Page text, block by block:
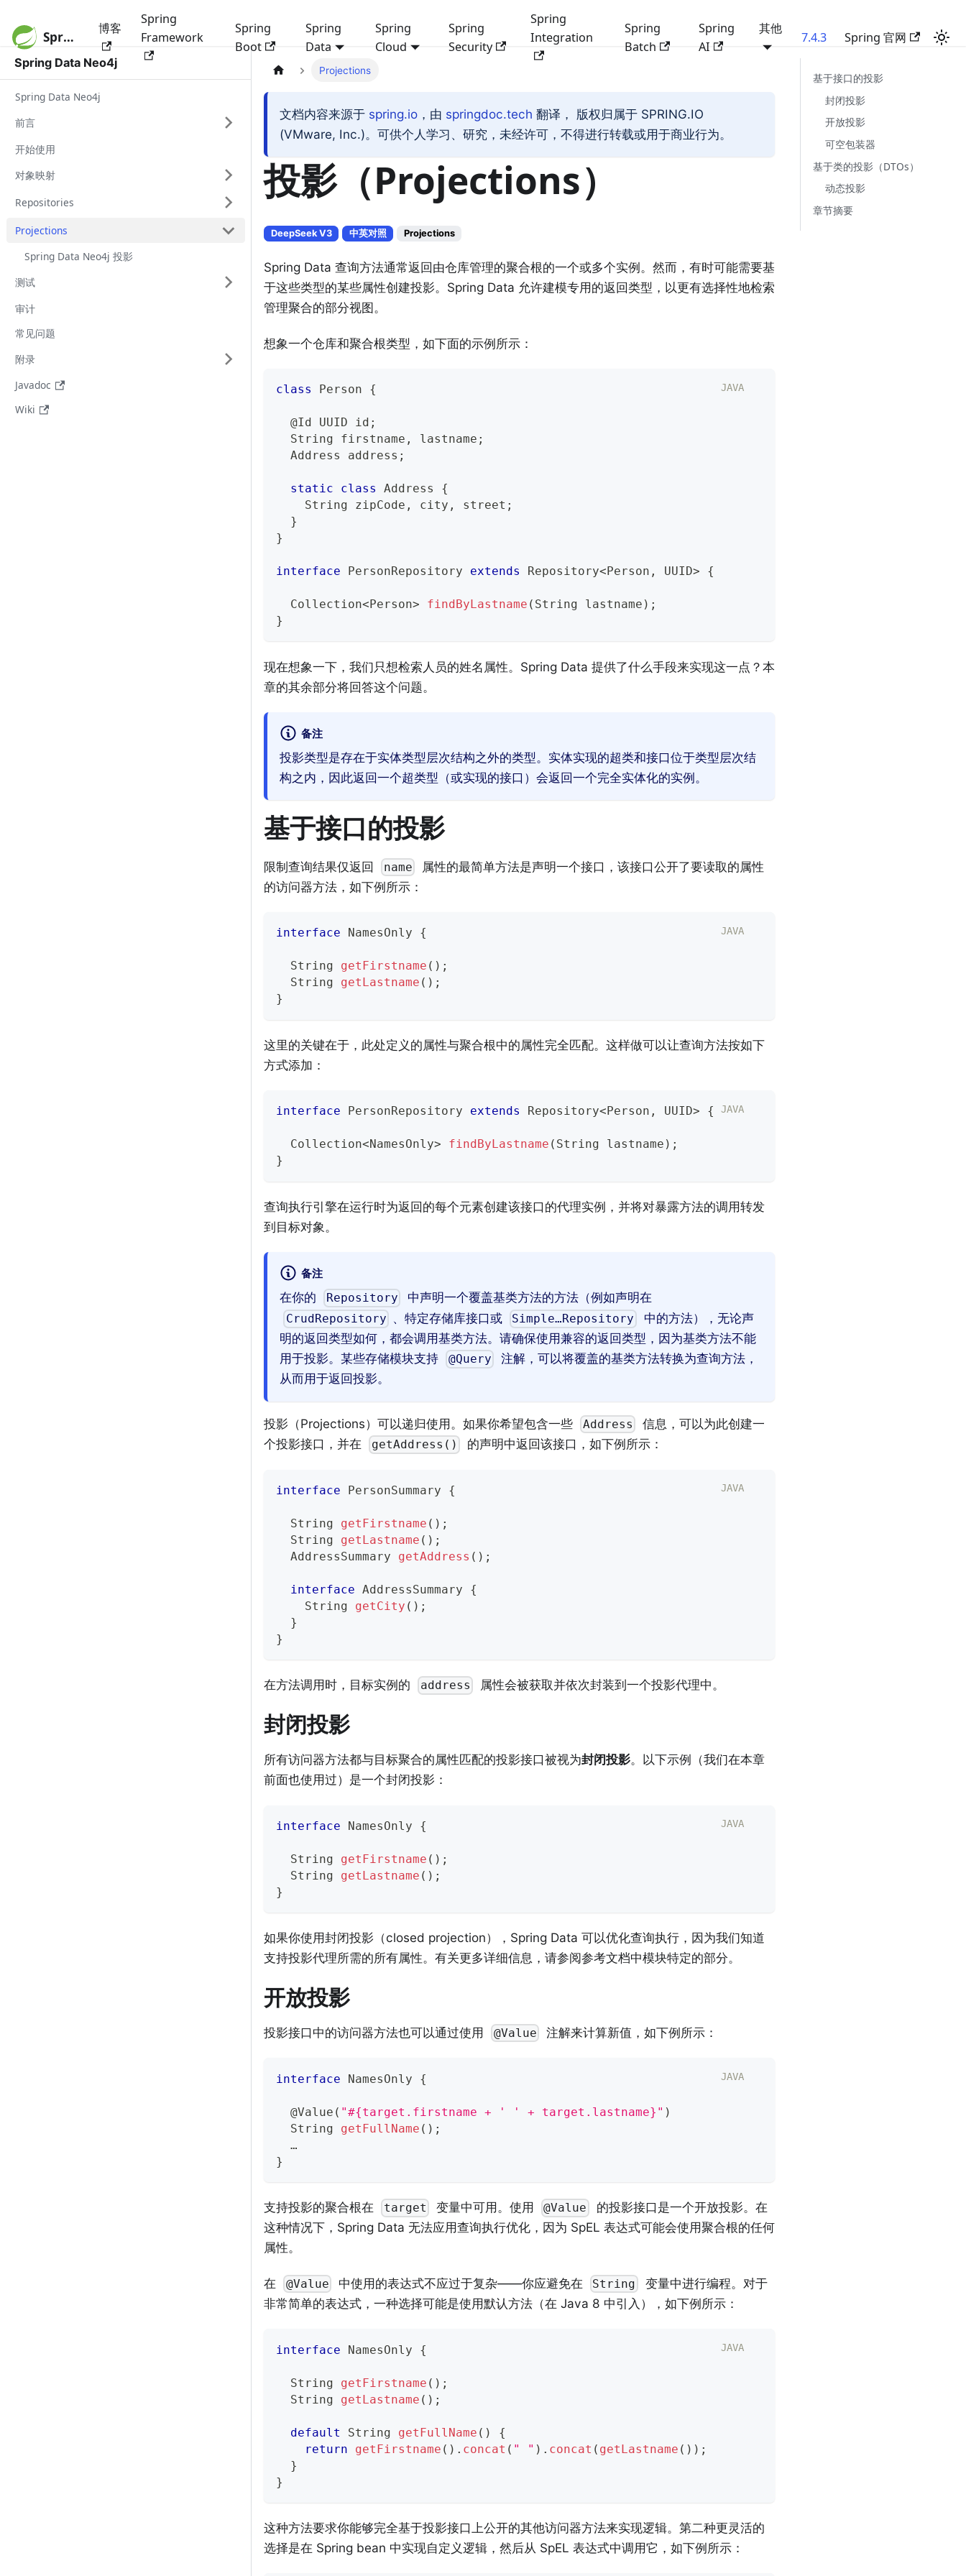
Spring 文档
博客
Spring
Framework
Spring
Boot
Spring
Data
Spring
Cloud
Spring
Security
Spring
Integration
Spring
Batch
Spring
AI
其他
7.4.3 Spring 官网
Spring Data Neo4j
Spring Data Neo4j
前言
开始使用
对象映射
Repositories
Projections
Spring Data Neo4j 投影
测试
审计
常见问题
附录
Javadoc
Wiki
Projections
文档内容来源于 spring.io ，由 springdoc.tech 翻译， 版权归属于 SPRING.IO
(VMware, Inc.)。可供个人学习、研究，未经许可，不得进行转载或用于商业行为。
投影（Projections）
DeepSeek V3 中英对照 Projections
Spring Data 查询方法通常返回由仓库管理的聚合根的一个或多个实例。然而，有时可能需要基
于这些类型的某些属性创建投影。Spring Data 允许建模专用的返回类型，以更有选择性地检索
管理聚合的部分视图。
想象一个仓库和聚合根类型，如下面的示例所示：
class Person {
@Id UUID id ;
String firstname , lastname ;
Address
address ;
static class Address
{
String zipCode , city , street ;
}
}
interface PersonRepository extends Repository< Person , UUID> {
Collection< Person> findByLastname ( String lastname ) ;
}
JAVA
现在想象一下，我们只想检索人员的姓名属性。Spring Data 提供了什么手段来实现这一点？本
章的其余部分将回答这个问题。
备注
投影类型是存在于实体类型层次结构之外的类型。实体实现的超类和接口位于类型层次结
构之内，因此返回一个超类型（或实现的接口）会返回一个完全实体化的实例。
基于接口的投影
限制查询结果仅返回 name
属性的最简单方法是声明一个接口，该接口公开了要读取的属性
的访问器方法，如下例所示：
interface NamesOnly {
String getFirstname ( ) ;
String
getLastname ( ) ;
}
JAVA
这里的关键在于，此处定义的属性与聚合根中的属性完全匹配。这样做可以让查询方法按如下
方式添加：
interface PersonRepository extends Repository< Person , UUID> {
Collection<NamesOnly> findByLastname ( String lastname ) ;
}
JAVA
查询执行引擎在运行时为返回的每个元素创建该接口的代理实例，并将对暴露方法的调用转发
到目标对象。
备注
在你的 Repository 中声明一个覆盖基类方法的方法（例如声明在
CrudRepository 、特定存储库接口或 Simple…Repository
中的方法），无论声
明的返回类型如何，都会调用基类方法。请确保使用兼容的返回类型，因为基类方法不能
用于投影。某些存储模块支持
@Query
注解，可以将覆盖的基类方法转换为查询方法，
从而用于返回投影。
投影（Projections）可以递归使用。如果你希望包含一些 Address
信息，可以为此创建一
个投影接口，并在
getAddress() 的声明中返回该接口，如下例所示：
interface PersonSummary {
String getFirstname ( ) ;
String
getLastname ( ) ;
AddressSummary
getAddress ( ) ;
interface AddressSummary
{
String
getCity ( ) ;
}
}
JAVA
在方法调用时，目标实例的 address 属性会被获取并依次封装到一个投影代理中。
封闭投影
所有访问器方法都与目标聚合的属性匹配的投影接口被视为封闭投影。以下示例（我们在本章
前面也使用过）是一个封闭投影：
interface NamesOnly {
String getFirstname ( ) ;
String
getLastname ( ) ;
}
JAVA
如果你使用封闭投影（closed projection），Spring Data 可以优化查询执行，因为我们知道
支持投影代理所需的所有属性。有关更多详细信息，请参阅参考文档中模块特定的部分。
开放投影
投影接口中的访问器方法也可以通过使用 @Value 注解来计算新值，如下例所示：
interface NamesOnly {
@Value ( "#{target.firstname + ' ' + target.lastname}" )
String
getFullName ( ) ;
  …
}
JAVA
支持投影的聚合根在 target 变量中可用。使用 @Value
的投影接口是一个开放投影。在
这种情况下，Spring Data 无法应用查询执行优化，因为 SpEL 表达式可能会使用聚合根的任何
属性。
在 @Value 中使用的表达式不应过于复杂——你应避免在 String
变量中进行编程。对于
非常简单的表达式，一种选择可能是使用默认方法（在 Java 8 中引入），如下例所示：
interface NamesOnly {
String getFirstname ( ) ;
String
getLastname ( ) ;
default String getFullName ( )
{
return
getFirstname ( ) . concat ( " " ) . concat ( getLastname ( ) ) ;
}
}
JAVA
这种方法要求你能够完全基于投影接口上公开的其他访问器方法来实现逻辑。第二种更灵活的
选择是在 Spring bean 中实现自定义逻辑，然后从 SpEL 表达式中调用它，如下例所示：
基于接口的投影
封闭投影
开放投影
可空包装器
基于类的投影（DTOs）
动态投影
章节摘要